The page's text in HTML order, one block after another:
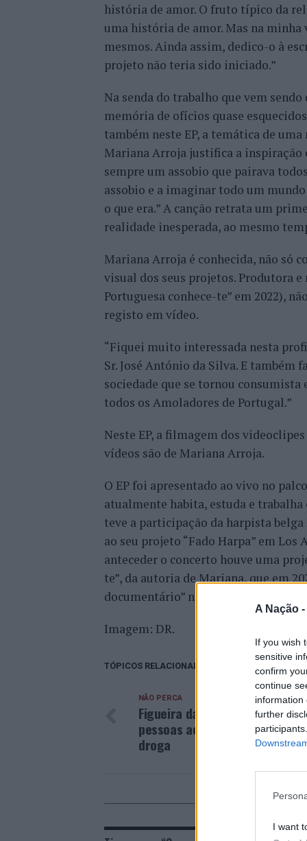
A Nação -
If you wish
sensitive
confirm
continue
information
further
I want
história de amor. O fruto típico da
uma história de amor. Mas na
mesmos. Ainda assim, dedico-o à
projeto não teria sido iniciado.”
Na senda do trabalho que vem
memória de ofícios quase
também neste EP, a temática de
Mariana Arroja justifica a inspiração
sempre um assobio que pairava
assobio e a imaginar todo um
o que era.” A canção retrata um
realidade inesperada, ao mesmo
Mariana Arroja é conhecida, não só
visual dos seus projetos. Produtora
Portuguesa conhece-te” em 2022),
registo em vídeo.
“Fiquei muito interessada nesta
Sr. José António da Silva. E
sociedade que se tornou consumista
todos os Amoladores de Portugal.”
Neste EP, a filmagem dos
vídeos são de Mariana Arroja.
O EP foi apresentado ao vivo no
atualmente habita, estuda e
teve a participação da harpista
ao seu projeto “Fado Harpa” em
anteceder o concerto houve uma
te”, da autoria de Mariana, que em
documentário” nos “
Imagem: DR.
TÓPICOS RELACIONADOS:
NÃO PERCA
Figueira da Foz: PSP detém
pessoas acusadas de tráfico
droga